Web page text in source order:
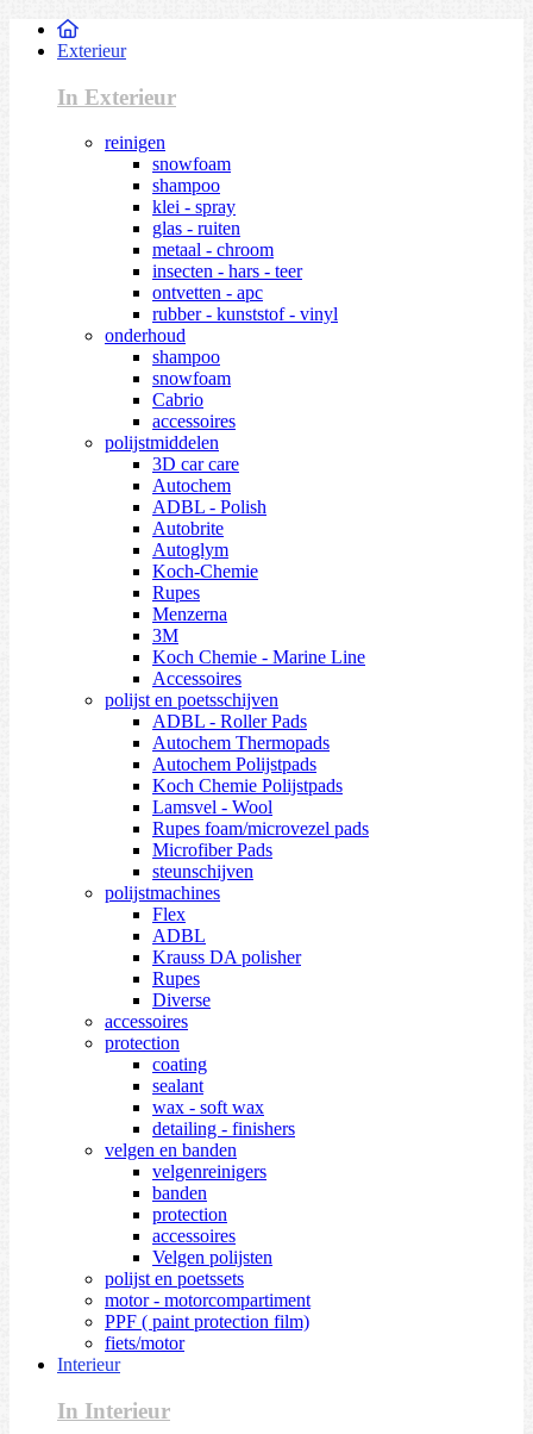
Exterieur
In Exterieur
reinigen
snowfoam
shampoo
klei - spray
glas - ruiten
metaal - chroom
insecten - hars - teer
ontvetten - apc
rubber - kunststof - vinyl
onderhoud
shampoo
snowfoam
Cabrio
accessoires
polijstmiddelen
3D car care
Autochem
ADBL - Polish
Autobrite
Autoglym
Koch-Chemie
Rupes
Menzerna
3M
Koch Chemie - Marine Line
Accessoires
polijst en poetsschijven
ADBL - Roller Pads
Autochem Thermopads
Autochem Polijstpads
Koch Chemie Polijstpads
Lamsvel - Wool
Rupes foam/microvezel pads
Microfiber Pads
steunschijven
polijstmachines
Flex
ADBL
Krauss DA polisher
Rupes
Diverse
accessoires
protection
coating
sealant
wax - soft wax
detailing - finishers
velgen en banden
velgenreinigers
banden
protection
accessoires
Velgen polijsten
polijst en poetssets
motor - motorcompartiment
PPF ( paint protection film)
fiets/motor
Interieur
In Interieur